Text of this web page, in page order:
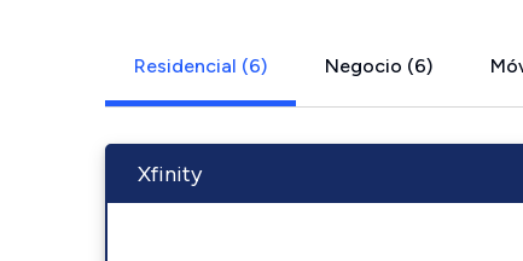
Residencial (6) Negocio (6)
Xfinity